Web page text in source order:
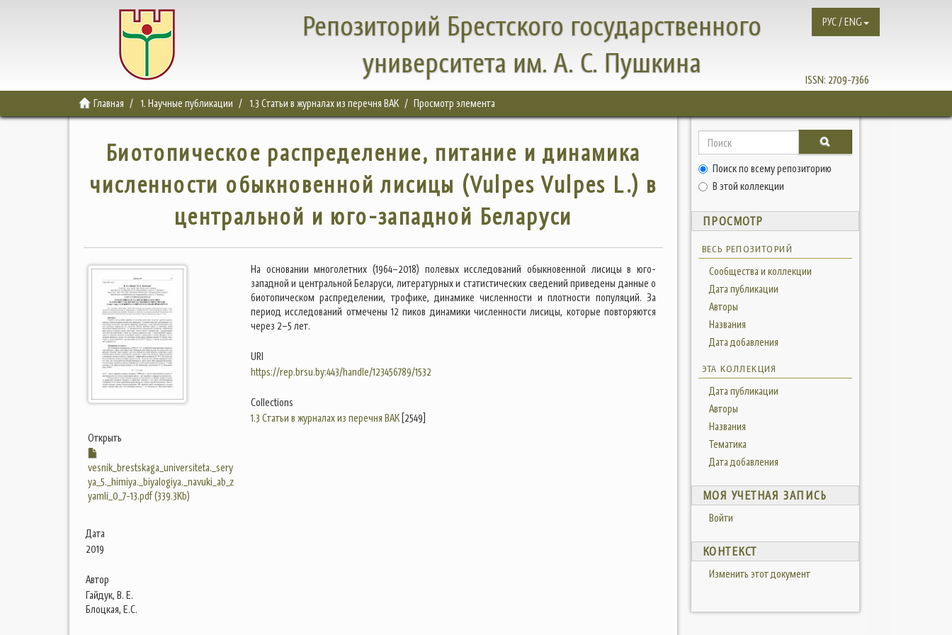
Репозиторий Брестского государственного
университета им. А. С. Пушкина
ISSN: 2709-7366
РУС / ENG
Главная 1. Научные публикации 1.3 Статьи в журналах из перечня ВАК Просмотр элемента
Биотопическое распределение, питание и динамика
численности обыкновенной лисицы (Vulpes Vulpes L.) в
центральной и юго-западной Беларуси
Открыть
vesnik_brestskaga_universiteta._sery
ya_5._himiya._biyalogiya._navuki_ab_z
yamli_0_7-13.pdf (339.3Kb)
Дата
2019
Автор
Гайдук, В. Е.
Блоцкая, Е.С.
На основании многолетних (1964–2018) полевых исследований обыкновенной лисицы в юго-
западной и центральной Беларуси, литературных и статистических сведений приведены данные о
биотопическом распределении, трофике, динамике численности и плотности популяций. За
период исследований отмечены 12 пиков динамики численности лисицы, которые повторяются
через 2–5 лет.
URI
https://rep.brsu.by:443/handle/123456789/1532
Collections
1.3 Статьи в журналах из перечня ВАК[2549]
Поиск по всему репозиторию
В этой коллекции
ПРОСМОТР
ВЕСЬ РЕПОЗИТОРИЙ
Сообщества и коллекции
Дата публикации
Авторы
Названия
Дата добавления
ЭТА КОЛЛЕКЦИЯ
Дата публикации
Авторы
Названия
Тематика
Дата добавления
МОЯ УЧЕТНАЯ ЗАПИСЬ
Войти
КОНТЕКСТ
Изменить этот документ